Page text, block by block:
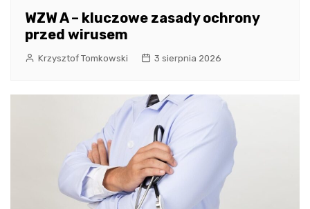
WZW A – kluczowe zasady ochrony
przed wirusem
Krzysztof Tomkowski 3 sierpnia 2026